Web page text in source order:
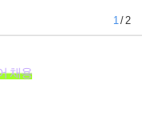
1/ 2
채용